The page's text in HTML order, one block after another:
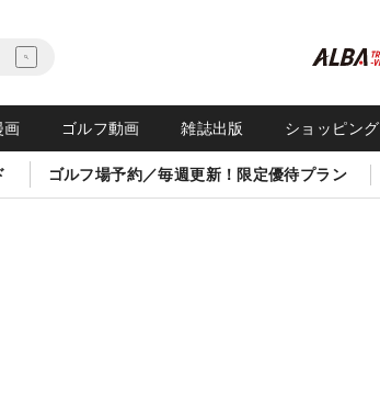
画 ゴルフ動画 雑誌出版 ショッピング
ゴルフ場予約／毎週更新！限定優待プラン